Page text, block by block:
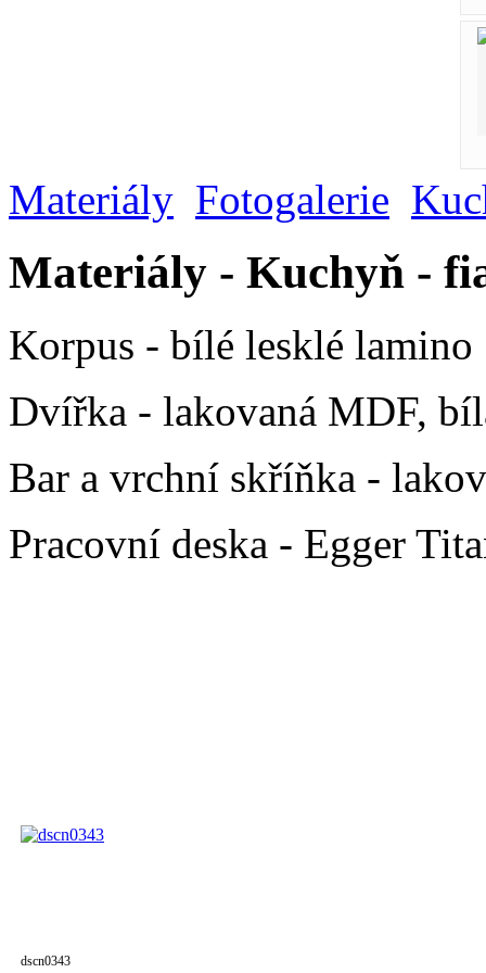
Materiály Fotogalerie
Materiály - Kuchyň -
Korpus - bílé lesklé lamino
Dvířka - lakovaná MDF,
Bar a vrchní skříňka -
Pracovní deska - Egger
dscn0343